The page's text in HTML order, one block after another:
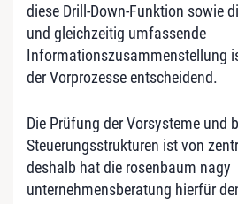
diese Drill-Down-Funktion sowie
und gleichzeitig umfassende
Informationszusammenstellung
der Vorprozesse entscheidend.
Die Prüfung der Vorsysteme und
Steuerungsstrukturen ist von
deshalb hat die rosenbaum nagy
unternehmensberatung hierfür